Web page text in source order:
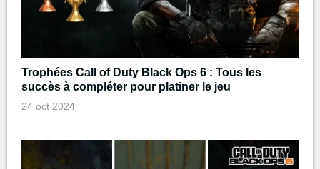
Trophées Call of Duty Black Ops 6 : Tous les
succès à compléter pour platiner le jeu
24 oct 2024